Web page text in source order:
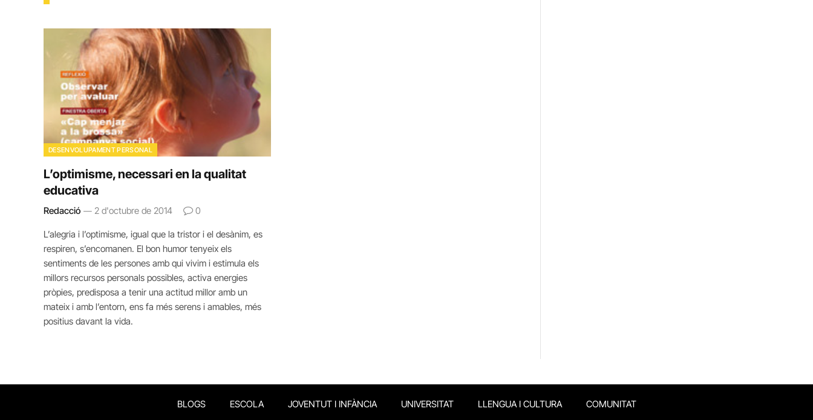
DESENVOLUPAMENT PERSONAL
L’optimisme, necessari en la qualitat
educativa
Redacció 2 d'octubre de 2014 0
L’alegria i l’optimisme, igual que la tristor i el desànim, es
respiren, s’encomanen. El bon humor tenyeix els
sentiments de les persones amb qui vivim i estimula els
millors recursos personals possibles, activa energies
pròpies, predisposa a tenir una actitud millor amb un
mateix i amb l’entorn, ens fa més serens i amables, més
positius davant la vida.
BLOGS ESCOLA JOVENTUT I INFÀNCIA UNIVERSITAT LLENGUA I CULTURA COMUNITAT